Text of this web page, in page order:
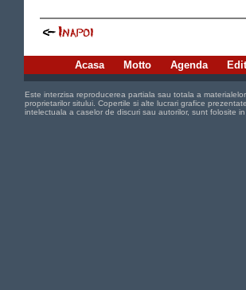
Acasa Motto Agenda
Este interzisa reproducerea partiala sau totala a
proprietarilor sitului. Copertile si alte lucrari grafice
intelectuala a caselor de discuri sau autorilor, sunt folosite in